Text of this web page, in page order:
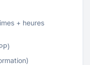
+ heures